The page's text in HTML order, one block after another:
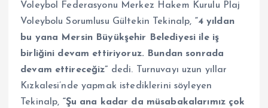
Voleybol Federasyonu Merkez Hakem Kurulu Plaj
Voleybolu Sorumlusu Gültekin Tekinalp, “4 yıldan
bu yana Mersin Büyükşehir Belediyesi ile iş
birliğini devam ettiriyoruz. Bundan sonrada
devam ettireceğiz” dedi. Turnuvayı uzun yıllar
Kızkalesi’nde yapmak istediklerini söyleyen
Tekinalp, “Şu ana kadar da müsabakalarımız çok